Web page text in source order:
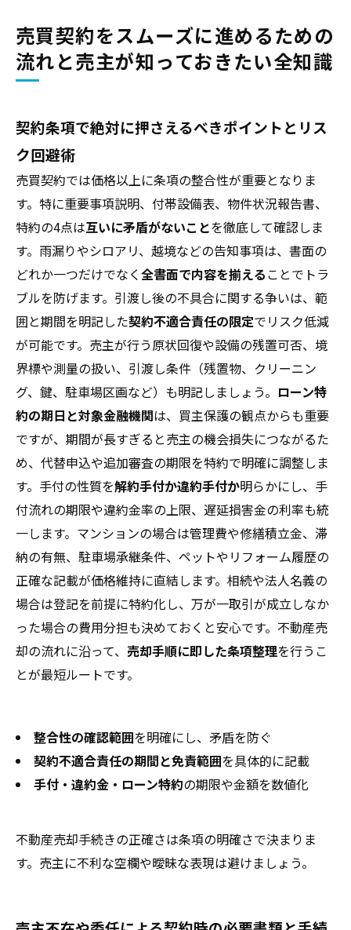
売買契約をスムーズに進めるための
流れと売主が知っておきたい全知識
契約条項で絶対に押さえるべきポイントとリス
ク回避術
売買契約では価格以上に条項の整合性が重要となりま
す。特に重要事項説明、付帯設備表、物件状況報告書、
特約の4点は互いに矛盾がないことを徹底して確認しま
す。雨漏りやシロアリ、越境などの告知事項は、書面の
どれか一つだけでなく全書面で内容を揃えることでトラ
ブルを防げます。引渡し後の不具合に関する争いは、範
囲と期間を明記した契約不適合責任の限定でリスク低減
が可能です。売主が行う原状回復や設備の残置可否、境
界標や測量の扱い、引渡し条件（残置物、クリーニン
グ、鍵、駐車場区画など）も明記しましょう。 ローン特
約の期日と対象金融機関は、買主保護の観点からも重要
ですが、期間が長すぎると売主の機会損失につながるた
め、代替申込や追加審査の期限を特約で明確に調整しま
す。手付の性質を解約手付か違約手付か明らかにし、手
付流れの期限や違約金率の上限、遅延損害金の利率も統
一します。マンションの場合は管理費や修繕積立金、滞
納の有無、駐車場承継条件、ペットやリフォーム履歴の
正確な記載が価格維持に直結します。相続や法人名義の
場合は登記を前提に特約化し、万が一取引が成立しなか
った場合の費用分担も決めておくと安心です。不動産売
却の流れに沿って、 売却手順に即した条項整理を行うこ
とが最短ルートです。
整合性の確認範囲を明確にし、矛盾を防ぐ
契約不適合責任の期間と免責範囲を具体的に記載
手付・違約金・ローン特約の期限や金額を数値化
不動産売却手続きの正確さは条項の明確さで決まりま
す。売主に不利な空欄や曖昧な表現は避けましょう。